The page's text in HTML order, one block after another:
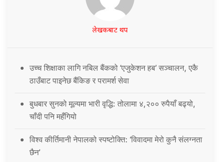
लेखकबाट थप
उच्च शिक्षाका लागि नबिल बैंकको ‘एजुकेशन हब’ सञ्चालन, एकै
ठाउँबाट पाइनेछ बैंकिङ र परामर्श सेवा
बुधबार सुनको मूल्यमा भारी वृद्धि: तोलामा ४,२०० रुपैयाँ बढ्यो,
चाँदी पनि महँगियो
विश्व कीर्तिमानी नेपालको स्पष्टोक्ति: ‘विवादमा मेरो कुनै संलग्नता
छैन’